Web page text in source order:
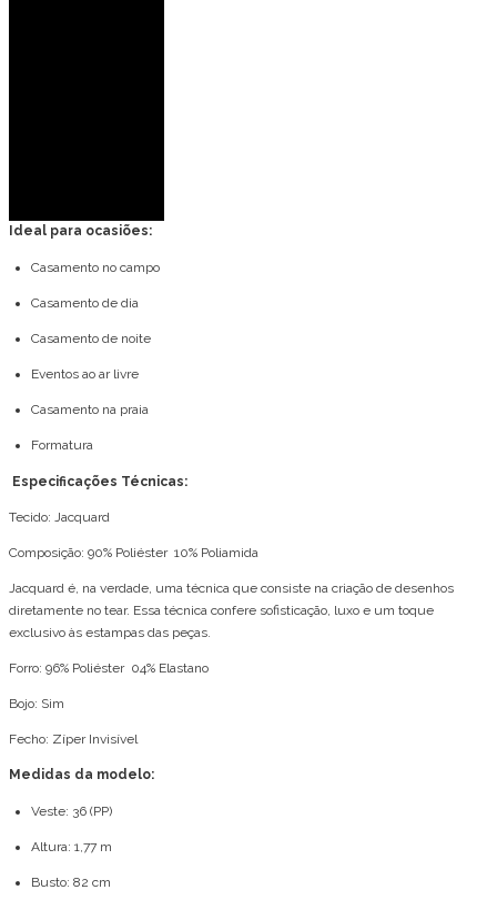
Ideal para ocasiões:
Casamento no campo
Casamento de dia
Casamento de noite
Eventos ao ar livre
Casamento na praia
Formatura
Especificações Técnicas:
Tecido: Jacquard
Composição: 90% Poliéster 10% Poliamida
Jacquard é, na verdade, uma técnica que consiste na criação de desenhos
diretamente no tear. Essa técnica confere sofisticação, luxo e um toque
exclusivo às estampas das peças.
Forro: 96% Poliéster 04% Elastano
Bojo: Sim
Fecho: Zíper Invisível
Medidas da modelo:
Veste: 36 (PP)
Altura: 1,77 m
Busto: 82 cm